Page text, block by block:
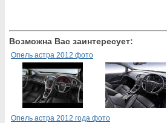
Возможна Вас заинтересует:
Опель астра 2012 фото
Опель астра 2012 года фото